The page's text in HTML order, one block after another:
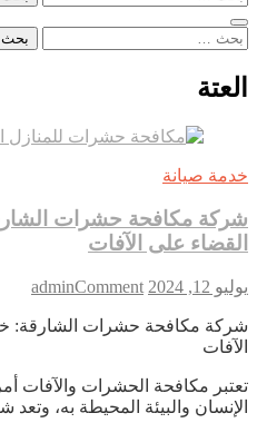
البحث
العتة
خدمة صيانة
شركة مكافحة حشرات
القضاء على الآفات
يوليو 12, 2024 adminComment
on
شركة مكافحة حشرات الشارقة:
الآفات
تعتبر مكافحة الحشرات والآفات
الإنسان والبيئة المحيطة به،